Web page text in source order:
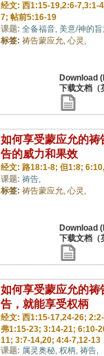
经文: 西1:15-19,2:6-7,3:1-
7; 帖前5:16-19
课题: 全备福音, 美意/神的旨
标签: 祷告蒙应允, 心灵,
如何享受蒙应允的祷
告的威力和果效
经文: 路18:1-8; 但1:8;
课题: 祷告,
标签: 祷告蒙应允, 心灵,
如何享受蒙应允的祷
告，就能享受权柄
经文: 西1:15-17,24-26;
弗1:15-23; 3:14-21; 6:10-
11; 3:7-14,20; 4:4-7,12-13
课题: 属灵奥秘, 权柄, 祷告,